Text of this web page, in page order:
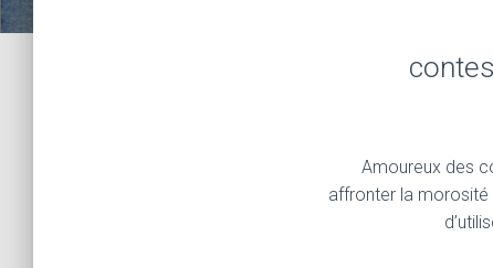
Amoureux des
affronter la morosité